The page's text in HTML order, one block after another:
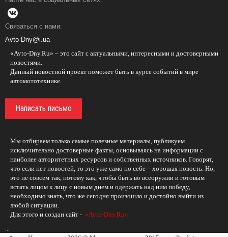
Связаться с нами:
Avto-Dny@i.ua
«Avto-Dny.Ru» – это сайт с актуальными, интересными и достоверными
новостями.
Данный новостной проект поможет быть в курсе событий в мире
автомототехнике.
Написать письмо
Мы отбираем только самые полезные материалы, публикуем
исключительно достоверные факты, основываясь на информации с
наиболее авторитетных ресурсов и собственных источников. Говорят,
что если нет новостей, то это уже само по себе – хорошая новость. Но,
это не совсем так, потому как, чтобы быть во всеоружии и готовым
встать лицом к лицу с новым днем и одержать над ним победу,
необходимо знать, что же сегодня произошло и достойно выйти из
любой ситуации.
Для этого и создан сайт - «Avto-Dny.Ru»
...